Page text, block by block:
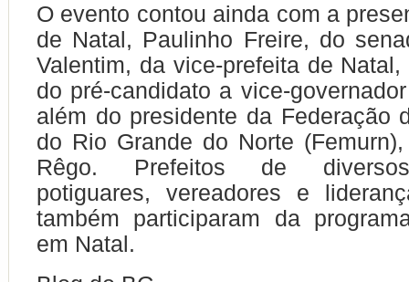
O evento contou ainda com a
de Natal, Paulinho Freire, do
Valentim, da vice-prefeita de Natal,
do pré-candidato a vice-
além do presidente da Federação
do Rio Grande do Norte
Rêgo. Prefeitos de
potiguares, vereadores e
também participaram da
em Natal.